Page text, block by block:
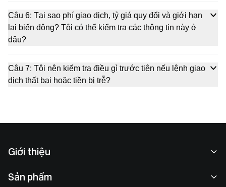
Câu 6: Tại sao phí giao dịch, tỷ giá quy đổi và giới hạn
lại biến động? Tôi có thể kiểm tra các thông tin này ở
đâu?
Câu 7: Tôi nên kiểm tra điều gì trước tiên nếu lệnh giao
dịch thất bại hoặc tiền bị trễ?
Giới thiệu
Sản phẩm